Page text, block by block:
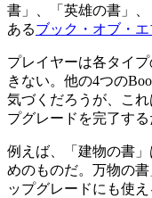
書」、「英雄の書」
あるブック・オブ・
プレイヤーは各タイ
きない。他の4つの
気づくだろうが、こ
プグレードを完了する
例えば、「建物の書
めのものだ。万物の
ップグレードにも使